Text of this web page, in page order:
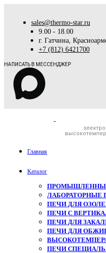
sales@thermo-star.ru
9.00 - 18.00
г. Гатчина,
+7 (812) 6421700
НАПИСАТЬ В МЕССЕНДЖЕР
Главная
Каталог
ЛАБОРАТОРНЫЕ
ПЕЧИ ДЛЯ
ПЕЧИ С
ПЕЧИ ДЛЯ
ПЕЧИ ДЛЯ
ПЕЧИ